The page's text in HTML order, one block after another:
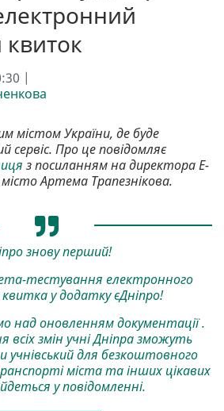
квиток
|
містом України, де буде
сервіс. Про це повідомляє
з посиланням на директора Е-
Артема Трапезнікова.
знову перший!
тестування електронного
квитка у додатку єДніпро!
над оновленням документації .
всіх змін учні Дніпра зможуть
учнівський для безкоштовного
міста та інших цікавих
у повідомленні.